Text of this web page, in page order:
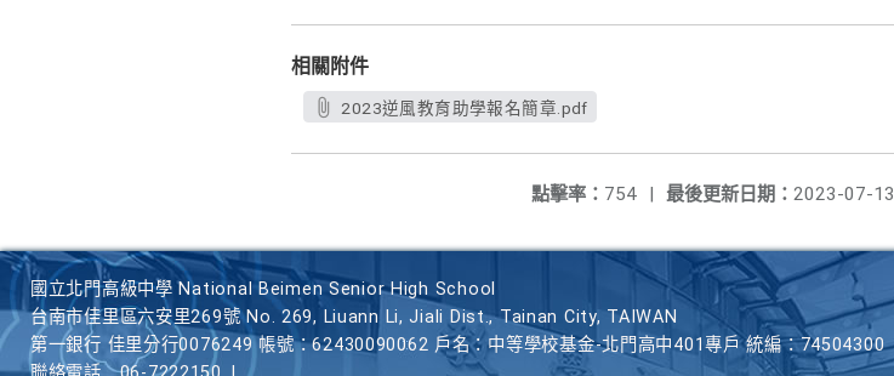
相關附件
2023逆風教育助學報名簡章.pdf
最後更新日期： 2023-07-13
點擊率： 754 |
國立北門高級中學 National Beimen Senior High School
台南市佳里區六安里269號 No. 269, Liuann Li, Jiali Dist., Tainan City, TAIWAN
第一銀行 佳里分行0076249 帳號：62430090062 戶名：中等學校基金-北門高中401專戶 統編：74504300